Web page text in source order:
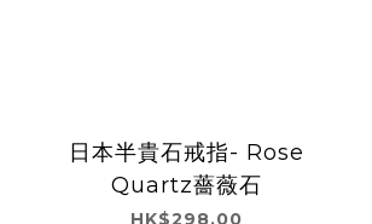
日本半貴石戒指- Rose
Quartz薔薇石
HK$298.00